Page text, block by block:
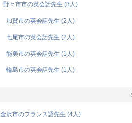
野々市市の英会話先生 (3人)
加賀市の英会話先生 (2人)
七尾市の英会話先生 (2人)
能美市の英会話先生 (1人)
輪島市の英会話先生 (1人)
金沢市のフランス語先生 (4人)